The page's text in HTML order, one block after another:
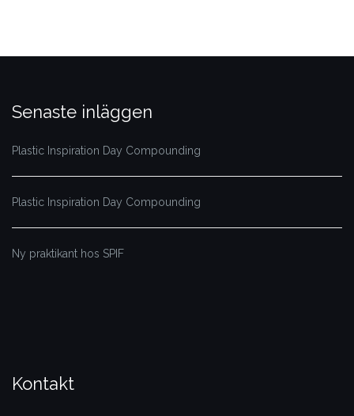
Senaste inläggen
Plastic Inspiration Day Compounding
Plastic Inspiration Day Compounding
Ny praktikant hos SPIF
Kontakt